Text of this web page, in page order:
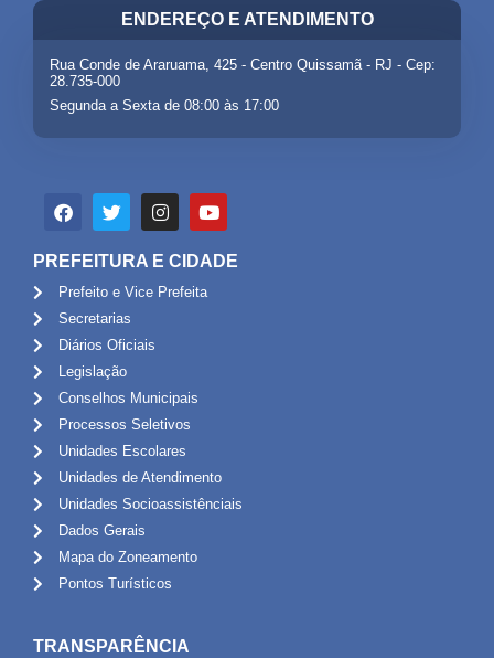
ENDEREÇO E ATENDIMENTO
Rua Conde de Araruama, 425 - Centro Quissamã - RJ - Cep:
28.735-000
Segunda a Sexta de 08:00 às 17:00
PREFEITURA E CIDADE
Prefeito e Vice Prefeita
Secretarias
Diários Oficiais
Legislação
Conselhos Municipais
Processos Seletivos
Unidades Escolares
Unidades de Atendimento
Unidades Socioassistênciais
Dados Gerais
Mapa do Zoneamento
Pontos Turísticos
TRANSPARÊNCIA